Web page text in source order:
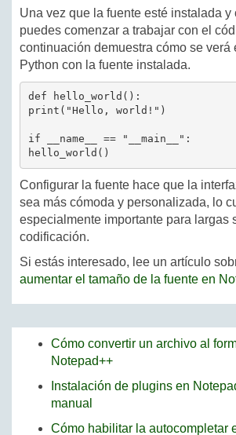
Una vez que la fuente esté instalada y
puedes comenzar a trabajar con el
continuación demuestra cómo se verá
Python con la fuente instalada.
def hello_world():
print("Hello, world!")
if __name__ == "__main__":
Configurar la fuente hace que la
sea más cómoda y personalizada, lo
especialmente importante para largas
codificación.
Si estás interesado, lee un artículo
aumentar el tamaño de la fuente en
Cómo convertir un archivo al
Notepad++
Instalación de plugins en
manual
Cómo habilitar la autocompletar